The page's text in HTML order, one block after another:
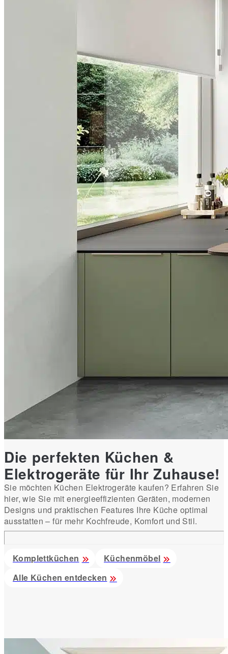
Die perfekten Küchen &
Elektrogeräte für Ihr Zuhause!
Sie möchten Küchen Elektrogeräte kaufen? Erfahren Sie
hier, wie Sie mit energieeffizienten Geräten, modernen
Designs und praktischen Features Ihre Küche optimal
ausstatten – für mehr Kochfreude, Komfort und Stil.
Komplettküchen
Küchenmöbel
Alle Küchen entdecken